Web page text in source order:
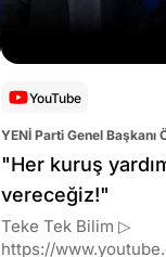
YouTube
YENİ Parti Genel Başkanı
Altaylı
"Her kuruş
vereceğiz!"
Teke Tek Bilim ▷
https://